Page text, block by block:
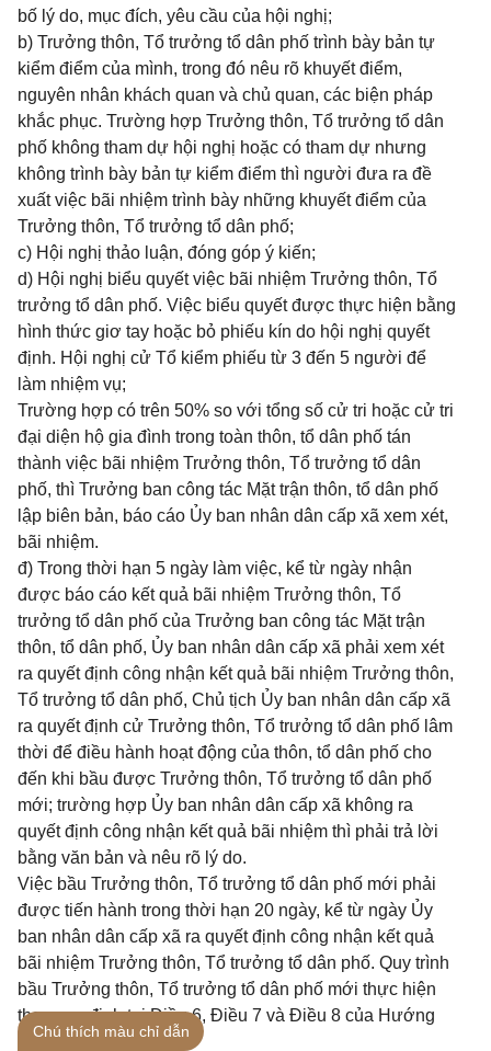
bố lý do, mục đích, yêu cầu của hội nghị;
b) Trưởng thôn, Tổ trưởng tổ dân phố trình bày bản tự
kiểm điểm của mình, trong đó nêu rõ khuyết điểm,
nguyên nhân khách quan và chủ quan, các biện pháp
khắc phục. Trường hợp Trưởng thôn, Tổ trưởng tổ dân
phố không tham dự hội nghị hoặc có tham dự nhưng
không trình bày bản tự kiểm điểm thì người đưa ra đề
xuất việc bãi nhiệm trình bày những khuyết điểm của
Trưởng thôn, Tổ trưởng tổ dân phố;
c) Hội nghị thảo luận, đóng góp ý kiến;
d) Hội nghị biểu quyết việc bãi nhiệm Trưởng thôn, Tổ
trưởng tổ dân phố. Việc biểu quyết được thực hiện bằng
hình thức giơ tay hoặc bỏ phiếu kín do hội nghị quyết
định. Hội nghị cử Tổ kiểm phiếu từ 3 đến 5 người để
làm nhiệm vụ;
Trường hợp có trên 50% so với tổng số cử tri hoặc cử tri
đại diện hộ gia đình trong toàn thôn, tổ dân phố tán
thành việc bãi nhiệm Trưởng thôn, Tổ trưởng tổ dân
phố, thì Trưởng ban công tác Mặt trận thôn, tổ dân phố
lập biên bản, báo cáo Ủy ban nhân dân cấp xã xem xét,
bãi nhiệm.
đ) Trong thời hạn 5 ngày làm việc, kể từ ngày nhận
được báo cáo kết quả bãi nhiệm Trưởng thôn, Tổ
trưởng tổ dân phố của Trưởng ban công tác Mặt trận
thôn, tổ dân phố, Ủy ban nhân dân cấp xã phải xem xét
ra quyết định công nhận kết quả bãi nhiệm Trưởng thôn,
Tổ trưởng tổ dân phố, Chủ tịch Ủy ban nhân dân cấp xã
ra quyết định cử Trưởng thôn, Tổ trưởng tổ dân phố lâm
thời để điều hành hoạt động của thôn, tổ dân phố cho
đến khi bầu được Trưởng thôn, Tổ trưởng tổ dân phố
mới; trường hợp Ủy ban nhân dân cấp xã không ra
quyết định công nhận kết quả bãi nhiệm thì phải trả lời
bằng văn bản và nêu rõ lý do.
Việc bầu Trưởng thôn, Tổ trưởng tổ dân phố mới phải
được tiến hành trong thời hạn 20 ngày, kể từ ngày Ủy
ban nhân dân cấp xã ra quyết định công nhận kết quả
bãi nhiệm Trưởng thôn, Tổ trưởng tổ dân phố. Quy trình
bầu Trưởng thôn, Tổ trưởng tổ dân phố mới thực hiện
theo quy định tại Điều 6, Điều 7 và Điều 8 của Hướng
dẫn này.
Chú thích màu chỉ dẫn